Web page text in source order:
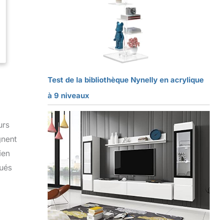
Test de la bibliothèque Nynelly en acrylique
à 9 niveaux